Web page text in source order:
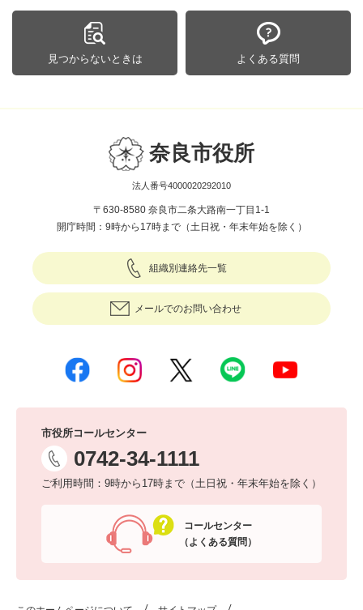
見つからないときは よくある質問
奈良市役所
法人番号4000020292010
〒630-8580 奈良市二条大路南一丁目1-1
開庁時間：9時から17時まで（土日祝・年末年始を除く）
組織別連絡先一覧
メールでのお問い合わせ
市役所コールセンター
0742-34-1111
ご利用時間：9時から17時まで（土日祝・年末年始を除く）
コールセンター
（よくある質問）